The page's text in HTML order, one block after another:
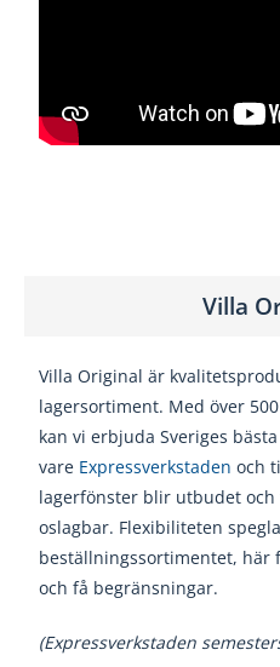
Villa
Villa Original är
lagersortiment. Med över
kan vi erbjuda Sveriges
vare Expressverkstaden och
lagerfönster blir utbudet
oslagbar. Flexibiliteten
beställningssortimentet, här
och få begränsningar.
(Expressverkstaden